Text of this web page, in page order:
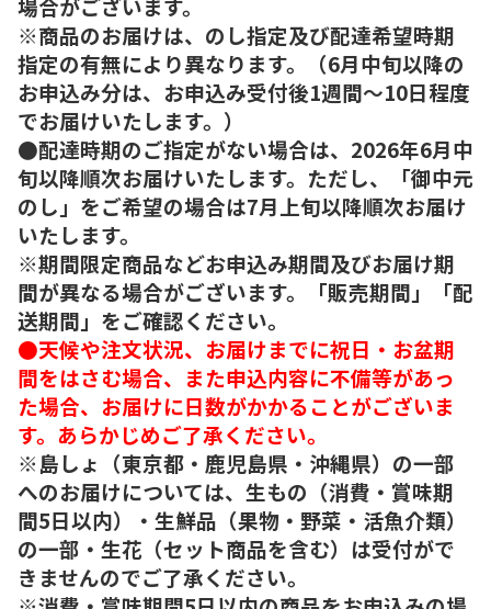
場合がございます。
※商品のお届けは、のし指定及び配達希望時期
指定の有無により異なります。（6月中旬以降の
お申込み分は、お申込み受付後1週間～10日程度
でお届けいたします。）
●配達時期のご指定がない場合は、2026年6月中
旬以降順次お届けいたします。ただし、「御中元
のし」をご希望の場合は7月上旬以降順次お届け
いたします。
※期間限定商品などお申込み期間及びお届け期
間が異なる場合がございます。「販売期間」「配
送期間」をご確認ください。
●天候や注文状況、お届けまでに祝日・お盆期
間をはさむ場合、また申込内容に不備等があっ
た場合、お届けに日数がかかることがございま
す。あらかじめご了承ください。
※島しょ（東京都・鹿児島県・沖縄県）の一部
へのお届けについては、生もの（消費・賞味期
間5日以内）・生鮮品（果物・野菜・活魚介類）
の一部・生花（セット商品を含む）は受付がで
きませんのでご了承ください。